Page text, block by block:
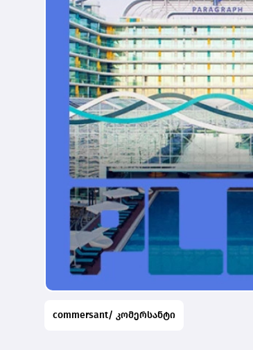
commersant/ კომერსანტი